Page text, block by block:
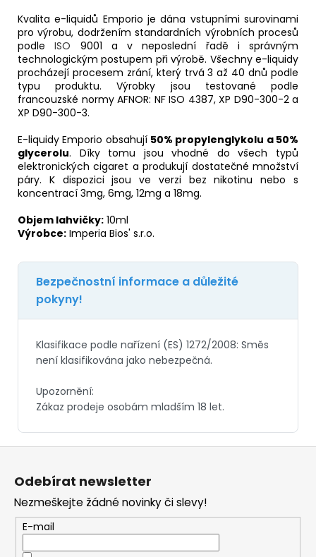
Kvalita e-liquidů Emporio je dána vstupními surovinami
pro výrobu, dodržením standardních výrobních procesů
podleISO 9001 a v neposlední řadě i správným
technologickým postupem při výrobě. Všechny e-liquidy
procházejí procesem zrání, který trvá 3 až 40 dnů podle
typu produktu. Výrobky jsou testované podle
francouzské normy AFNOR: NF ISO 4387, XP D90-300-2 a
XP D90-300-3.
E-liquidy Emporio obsahují 50% propylenglykolu a 50%
glycerolu. Díky tomu jsou vhodné do všech typů
elektronických cigaret a produkují dostatečné množství
páry. K dispozici jsou ve verzi bez nikotinu nebo s
koncentrací 3mg, 6mg, 12mg a 18mg.
Objem lahvičky: 10ml
Výrobce: Imperia Bios' s.r.o.
Z
Odebírat newsletter
Nezmeškejte žádné novinky či slevy!
E-mail